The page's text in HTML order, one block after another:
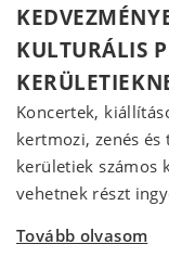
KULTURÁLIS
Koncertek,
kertmozi, zenés és
kerületiek számos
vehetnek részt
Tovább olvasom